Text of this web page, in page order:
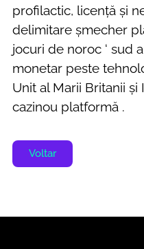
profilactic, licență și
delimitare șmecher
jocuri de noroc ‘ sud
monetar peste
Unit al Marii Britanii
cazinou platformă .
Voltar